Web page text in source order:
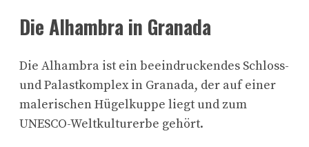
Die Alhambra in Granada
Die Alhambra ist ein beeindruckendes Schloss-
und Palastkomplex in Granada, der auf einer
malerischen Hügelkuppe liegt und zum
UNESCO-Weltkulturerbe gehört.